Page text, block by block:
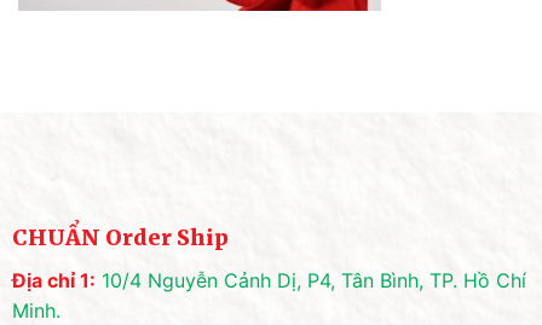
CHUẨN Order Ship
Địa chỉ 1: 10/4 Nguyễn Cảnh Dị, P4, Tân Bình, TP. Hồ Chí
Minh.